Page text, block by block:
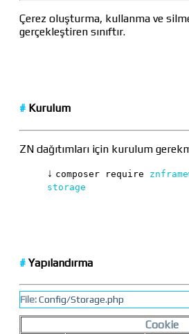
Çerez oluşturma, kullanma ve
gerçekleştiren sınıftır.
# Kurulum
ZN dağıtımları için kurulum
↓ composer require
storage
#Yapılandırma
File:Config/Storage.php
Cookie